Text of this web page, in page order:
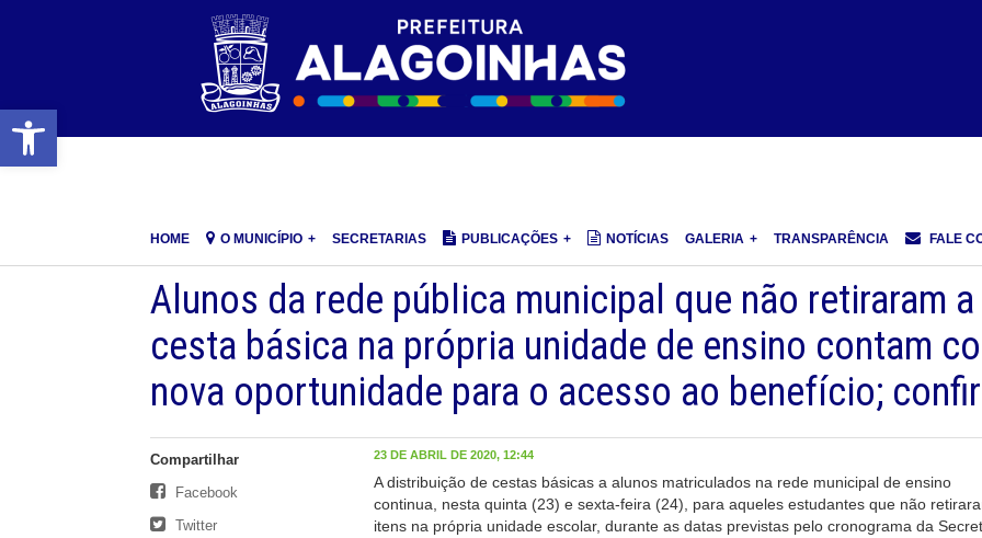
Barra de Ferramentas Aberta
HOME O MUNICÍPIO SECRETARIAS PUBLICAÇÕES NOTÍCIAS GALERIA TRANSPARÊNCIA FALE
Alunos da rede pública municipal que não retiraram a
cesta básica na própria unidade de ensino contam
nova oportunidade para o acesso ao benefício;
23 DE ABRIL DE 2020, 12:44
A distribuição de cestas básicas a alunos matriculados na rede municipal de ensino
continua, nesta quinta (23) e sexta-feira (24), para aqueles estudantes que não
itens na própria unidade escolar, durante as datas previstas pelo cronograma da
Compartilhar
Facebook
Twitter